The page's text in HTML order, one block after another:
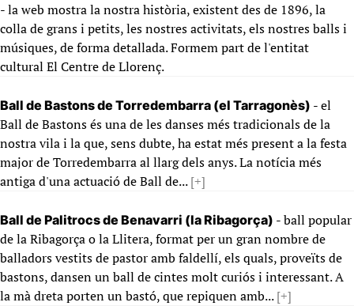
- la web mostra la nostra història, existent des de 1896, la
colla de grans i petits, les nostres activitats, els nostres balls i
músiques, de forma detallada. Formem part de l'entitat
cultural El Centre de Llorenç.
Ball de Bastons de Torredembarra (el Tarragonès) - el
Ball de Bastons és una de les danses més tradicionals de la
nostra vila i la que, sens dubte, ha estat més present a la festa
major de Torredembarra al llarg dels anys. La notícia més
antiga d'una actuació de Ball de...[+]
Ball de Palitrocs de Benavarri (la Ribagorça) - ball popular
de la Ribagorça o la Llitera, format per un gran nombre de
balladors vestits de pastor amb faldellí, els quals, proveïts de
bastons, dansen un ball de cintes molt curiós i interessant. A
la mà dreta porten un bastó, que repiquen amb...[+]